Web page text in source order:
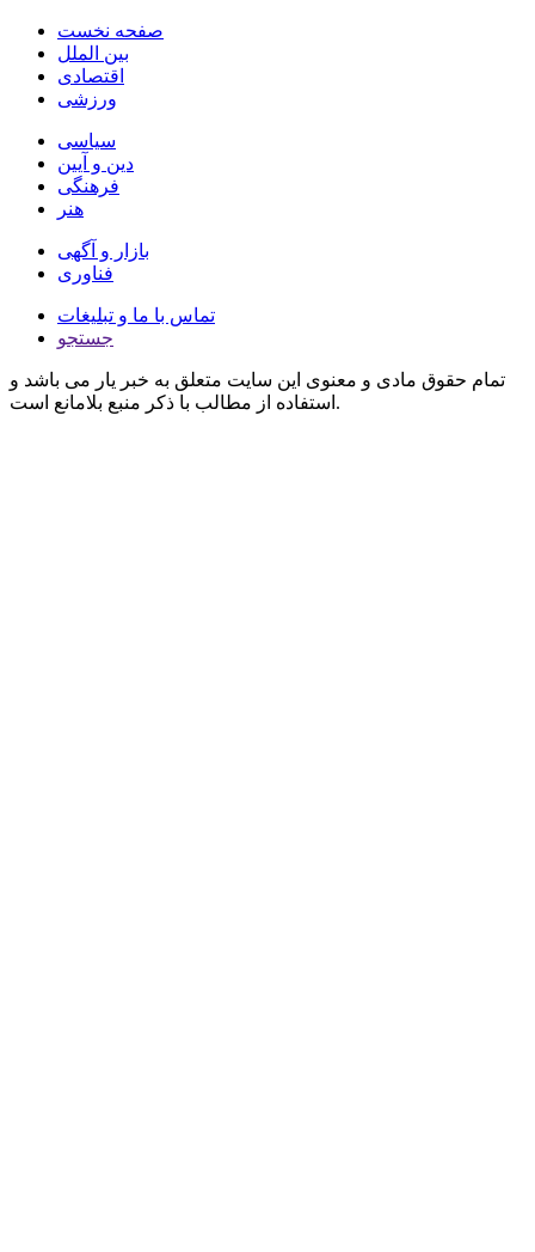
صفحه نخست
بین الملل
اقتصادی
ورزشی
سیاسی
دین و آیین
فرهنگی
هنر
بازار و آگهی
فناوری
تماس با ما و تبلیغات
جستجو
تمام حقوق مادی و معنوی این سایت متعلق به خبر یار می باشد و
استفاده از مطالب با ذکر منبع بلامانع است.